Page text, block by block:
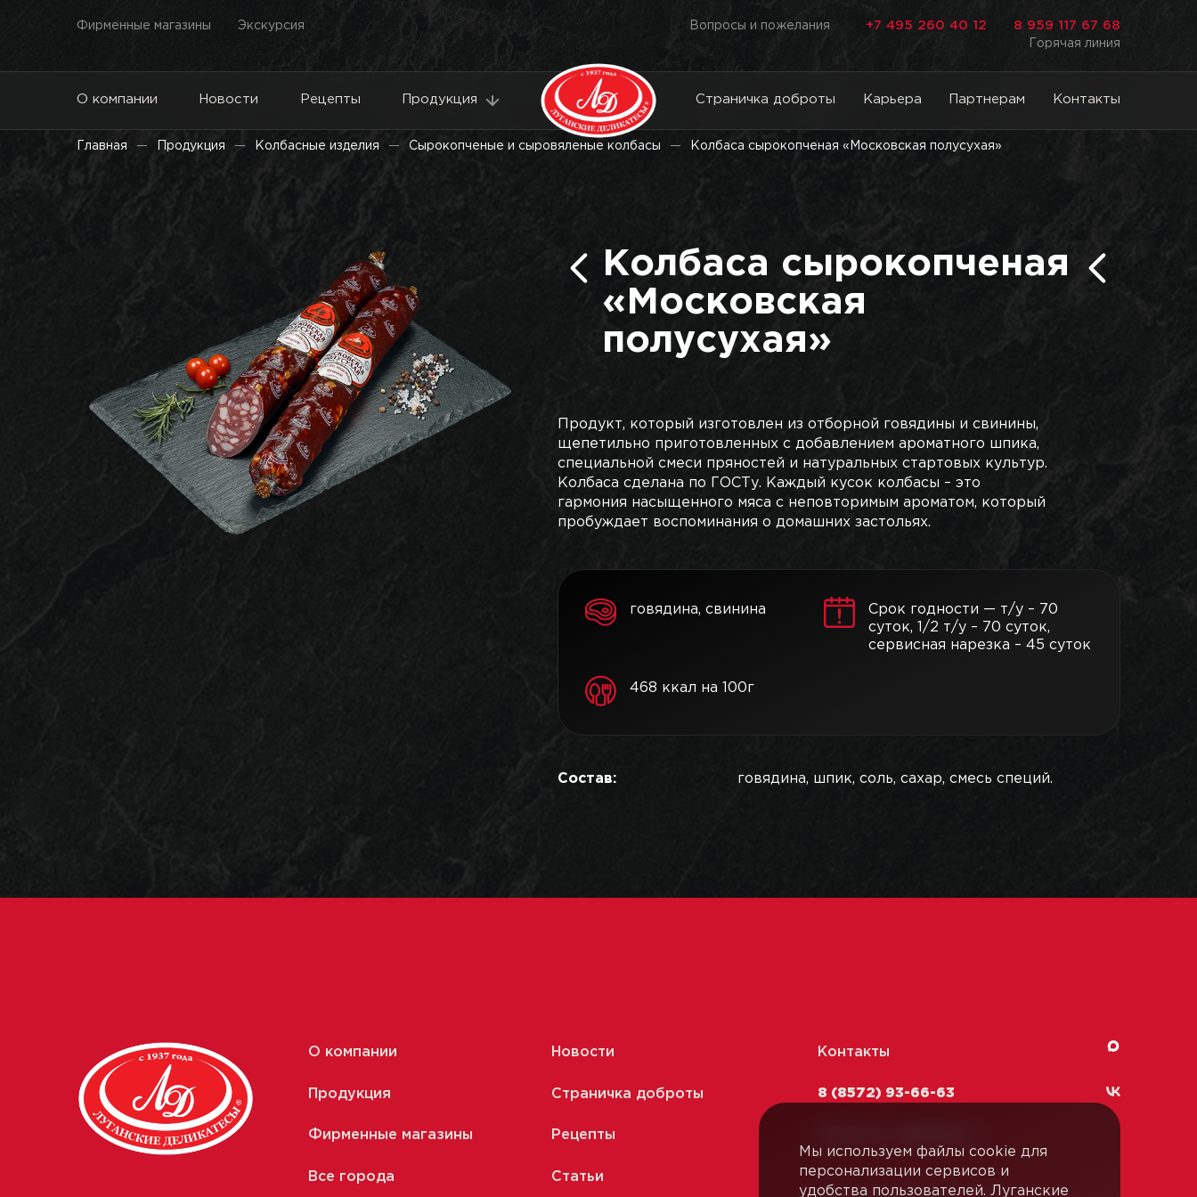
Мы используем файлы cookie для
персонализации сервисов и
удобства пользователей. Луганские
Фирменные магазины Экскурсия Вопросы и пожелания +7 495 260 40 12 8 959 117 67 68
Горячая линия
О компании Новости Рецепты Продукция Страничка доброты Карьера Партнерам Контакты
Главная Продукция Колбасные изделия Сырокопченые и сыровяленые колбасы Колбаса сырокопченая «Московская полусухая»
Колбаса сырокопченая
«Московская
полусухая»
Продукт, который изготовлен из отборной говядины и свинины,
щепетильно приготовленных с добавлением ароматного шпика,
специальной смеси пряностей и натуральных стартовых культур.
Колбаса сделана по ГОСТу. Каждый кусок колбасы – это
гармония насыщенного мяса с неповторимым ароматом, который
пробуждает воспоминания о домашних застольях.
говядина, свинина
Срок годности — т/у – 70
суток, 1/2 т/у – 70 суток,
сервисная нарезка – 45 суток
468 ккал на 100г
Состав: говядина, шпик, соль, сахар, смесь специй.
О компании
Продукция
Фирменные магазины
Все города
Новости
Страничка доброты
Рецепты
Статьи
Контакты
8 (8572) 93-66-63